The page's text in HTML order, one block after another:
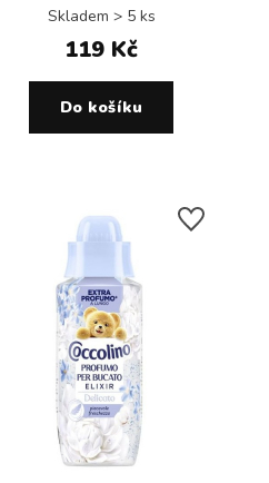
Skladem > 5 ks
119 Kč
Do košíku